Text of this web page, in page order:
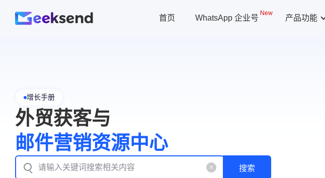
首页 WhatsApp 企业号
New
产品功能
增长手册
外贸获客与
邮件营销资源中心
搜索